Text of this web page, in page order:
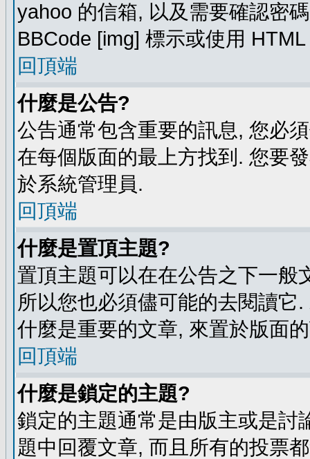
yahoo 的信箱, 以及需要確認密
BBCode [img] 標示或使用
回頂端
什麼是公告?
公告通常包含重要的訊息, 您必
在每個版面的最上方找到. 您要
於系統管理員.
回頂端
什麼是置頂主題?
置頂主題可以在在公告之下一般
所以您也必須儘可能的去閱讀
什麼是重要的文章, 來置於版面
回頂端
什麼是鎖定的主題?
鎖定的主題通常是由版主或是討
題中回覆文章, 而且所有的投票